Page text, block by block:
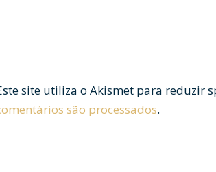
site utiliza o Akismet para reduzir
são processados.